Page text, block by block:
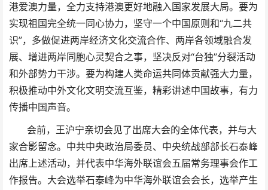
港爱澳力量，全力支持港澳更好地融入国家发展大局。要为
实现祖国完全统一同心协力，坚守一个中国原则和“九二共
识”，多做促进两岸经济文化交流合作、两岸各领域融合发
展、增进两岸同胞心灵契合之事，坚决反对“台独”分裂活动
和外部势力干涉。要为构建人类命运共同体贡献强大力量，
积极推动中外文化文明交流互鉴，精彩讲述中国故事，有力
传播中国声音。
会前，王沪宁亲切会见了出席大会的全体代表，并与大
家合影留念。中共中央政治局委员、中央统战部部长石泰峰
出席上述活动，并代表中华海外联谊会五届常务理事会作工
作报告。大会选举石泰峰为中华海外联谊会会长，选举产生